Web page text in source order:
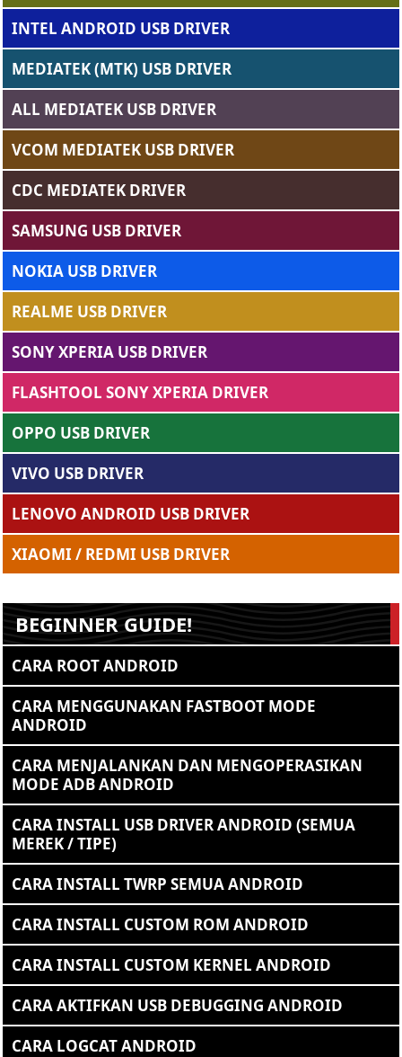
INTEL ANDROID USB DRIVER
MEDIATEK (MTK) USB DRIVER
ALL MEDIATEK USB DRIVER
VCOM MEDIATEK USB DRIVER
CDC MEDIATEK DRIVER
SAMSUNG USB DRIVER
NOKIA USB DRIVER
REALME USB DRIVER
SONY XPERIA USB DRIVER
FLASHTOOL SONY XPERIA DRIVER
OPPO USB DRIVER
VIVO USB DRIVER
LENOVO ANDROID USB DRIVER
XIAOMI / REDMI USB DRIVER
BEGINNER GUIDE!
CARA ROOT ANDROID
CARA MENGGUNAKAN FASTBOOT MODE
ANDROID
CARA MENJALANKAN DAN MENGOPERASIKAN
MODE ADB ANDROID
CARA INSTALL USB DRIVER ANDROID (SEMUA
MEREK / TIPE)
CARA INSTALL TWRP SEMUA ANDROID
CARA INSTALL CUSTOM ROM ANDROID
CARA INSTALL CUSTOM KERNEL ANDROID
CARA AKTIFKAN USB DEBUGGING ANDROID
CARA LOGCAT ANDROID